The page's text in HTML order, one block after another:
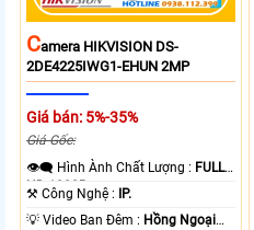
CAmera HIKVISION DS-
2DE4225IWG1-EHUN 2MP
Giá bán: 5%-35%
Giá Gốc:
👁️‍🗨 Hình Ành Chất Lượng : FULL
HD 1080P .
⚒ Công Nghệ :
IP.
💡 Video Ban Đêm : Hồng Ngoại